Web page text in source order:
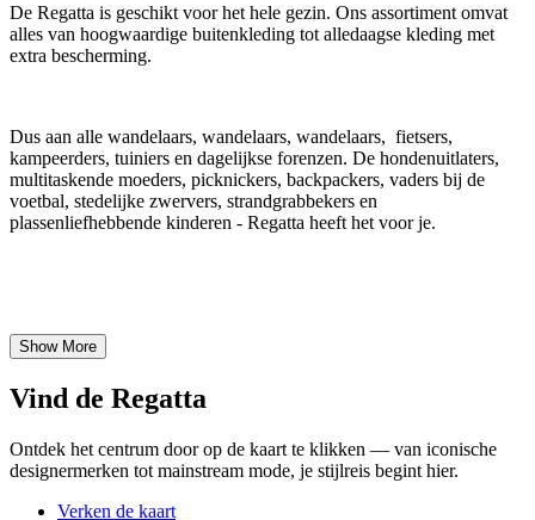
De Regatta is geschikt voor het hele gezin. Ons assortiment omvat
alles van hoogwaardige buitenkleding tot alledaagse kleding met
extra bescherming.
Dus aan alle wandelaars, wandelaars, wandelaars, fietsers,
kampeerders, tuiniers en dagelijkse forenzen. De hondenuitlaters,
multitaskende moeders, picknickers, backpackers, vaders bij de
voetbal, stedelijke zwervers, strandgrabbekers en
plassenliefhebbende kinderen - Regatta heeft het voor je.
Show More
Vind de Regatta
Ontdek het centrum door op de kaart te klikken — van iconische
designermerken tot mainstream mode, je stijlreis begint hier.
Verken de kaart